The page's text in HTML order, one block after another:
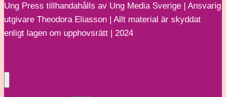
Ung Press tillhandahålls av Ung Media Sverige | Ansvarig
utgivare Theodora Eliasson | Allt material är skyddat
enligt lagen om upphovsrätt | 2024